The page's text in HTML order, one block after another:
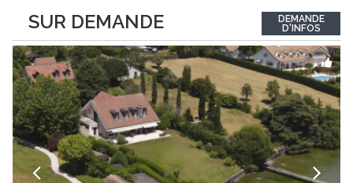
SUR DEMANDE
distingue par ses espaces généreux et son atmosphère
résolument harmonieuse. Caractéristiques...
DEMANDE
D'INFOS